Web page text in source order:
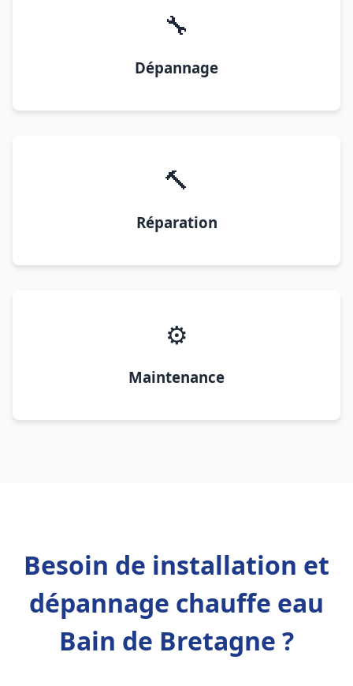
🔧
Dépannage
🔨
Réparation
⚙️
Maintenance
Besoin de installation et
dépannage chauffe eau
Bain de Bretagne ?